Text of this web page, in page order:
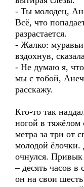
- Ты молодец,
Всё, что
разрастается.
- Жалко:
вздохнув,
- Не думаю я,
мы с тобой,
расскажу.
Кто-то так
ногой в тяжёлом
метра за три от
молодой ёлочки.
очнулся. Привык
– десять часов в
он на свои